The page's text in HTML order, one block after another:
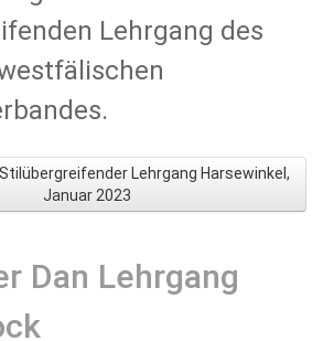
Lehrgang des
Lehrgang Harsewinkel,
Januar 2023
Dan Lehrgang